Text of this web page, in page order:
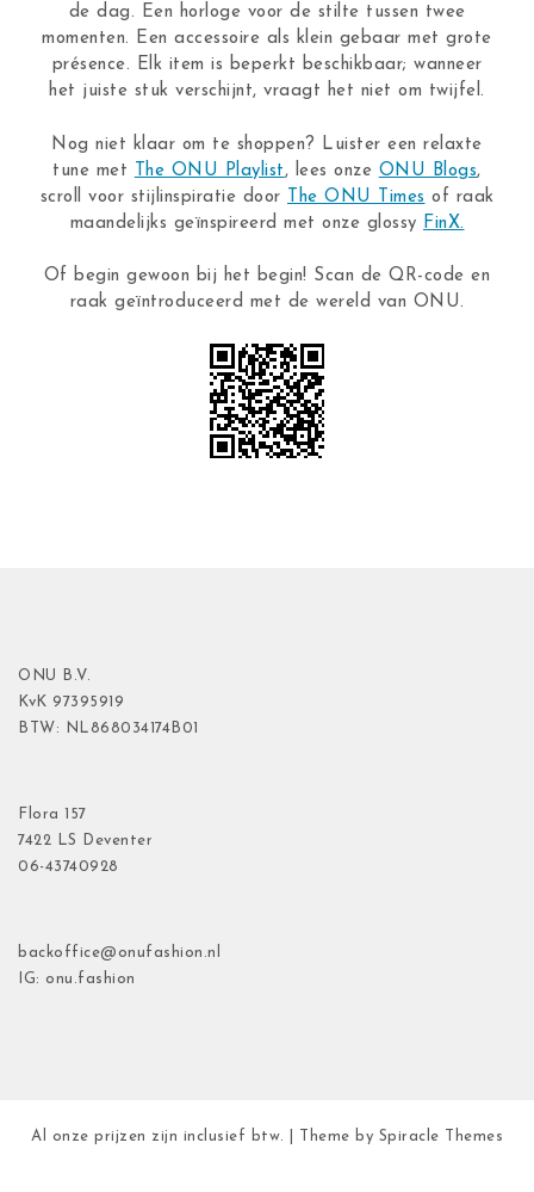
de dag. Een horloge voor de stilte tussen twee
momenten. Een accessoire als klein gebaar met grote
présence. Elk item is beperkt beschikbaar; wanneer
het juiste stuk verschijnt, vraagt het niet om twijfel.
Nog niet klaar om te shoppen? Luister een relaxte
tune met
The ONU Playlist , lees onze ONU Blogs,
scroll voor stijlinspiratie door
The ONU Times of raak
maandelijks geïnspireerd met onze glossy FinX.
Of begin gewoon bij het begin! Scan de QR-code en
raak geïntroduceerd met de wereld van ONU.
ONU B.V.
KvK 97395919
BTW: NL868034174B01
Flora 157
7422 LS Deventer
06-43740928
backoffice@onufashion.nl
IG: onu.fashion
Al onze prijzen zijn inclusief btw. | Theme by Spiracle Themes